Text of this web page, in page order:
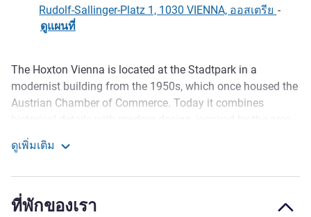
Rudolf-Sallinger-Platz 1, 1030 VIENNA, ออสเตรีย -
ดูแผนที่
รายละเอียด
The Hoxton Vienna is located at the Stadtpark in a
modernist building from the 1950s, which once housed the
Austrian Chamber of Commerce. Today it combines
where it is located. The hotel offers 196 stylish rooms, a
lobby with coffee bar, a restaurant with terrace and the
night owls.
ดูเพิ่มเติม
ที่พักของเรา